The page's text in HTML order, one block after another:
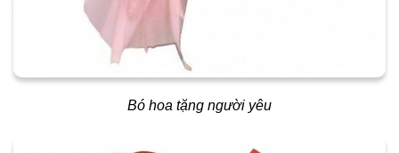
Bó hoa tặng người yêu